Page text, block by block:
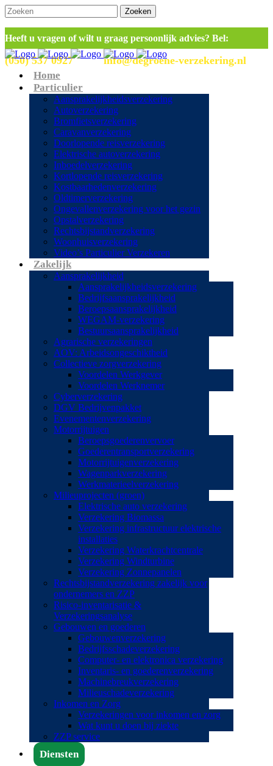
Heeft u vragen of wilt u graag persoonlijk advies? Bel:
(050) 537 0927of mail info@degroene-verzekering.nl
Home
Particulier
Aansprakelijkheidsverzekering
Autoverzekering
Bromfietsverzekering
Caravanverzekering
Doorlopende reisverzekering
Elektrische autoverzekering
Inboedelverzekering
Kortlopende reisverzekering
Kostbaarhedenverzekering
Oldtimerverzekering
Ongevallenverzekering voor het gezin
Opstalverzekering
Rechtsbijstandverzekering
Woonhuisverzekering
Video’s Particulier Verzekeren
Zakelijk
Aansprakelijkheid
Aansprakelijkheidsverzekering
Bedrijfsaansprakelijkheid
Beroepsaansprakelijkheid
WEGAM-verzekering
Bestuursaansprakelijkheid
Agrarische verzekeringen
AOV: Arbeidsongeschiktheid
Collectieve zorgverzekering
Voordelen Werkgever
Voordelen Werknemer
Cyberverzekering
DGV Bedrijvenpakket
Evenementenverzekering
Motorrijtuigen
Beroepsgoederenvervoer
Goederentransportverzekering
Motorrijtuigenverzekering
Wagenparkverzekering
Werkmaterieelverzekering
Milieuprojecten (groen)
Elektrische auto verzekering
Verzekering Biomassa
Verzekering infrastructuur elektrische
installaties
Verzekering Waterkrachtcentrale
Verzekering Windturbine
Verzekering Zonnepanelen
Rechtsbijstandverzekering zakelijk voor
ondernemers en ZZP
Risico-inventarisatie &
Verzekeringsanalyse
Gebouwen en goederen
Gebouwenverzekering
Bedrijfsschadeverzekering
Computer- en elektronica verzekering
Inventaris- en goederenverzekering
Machinebreukverzekering
Milieuschadeverzekering
Inkomen en Zorg
Verzekeringen voor inkomen en zorg
Wat kunt u doen bij ziekte
ZZP service
Diensten